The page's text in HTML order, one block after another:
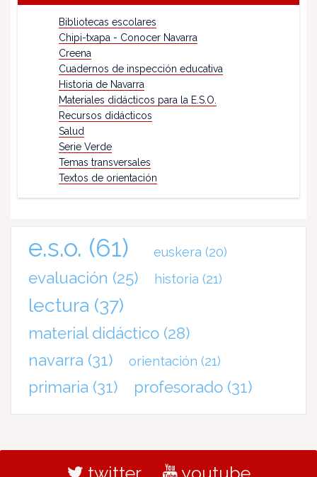
Bibliotecas escolares
Chipi-txapa - Conocer Navarra
Creena
Cuadernos de inspección educativa
Historia de Navarra
Materiales didácticos para la E.S.O.
Recursos didácticos
Salud
Serie Verde
Temas transversales
Textos de orientación
e.s.o. (61) euskera (20)
evaluación (25) historia (21)
lectura (37)
material didáctico (28)
navarra (31) orientación (21)
primaria (31) profesorado (31)
twitter youtube